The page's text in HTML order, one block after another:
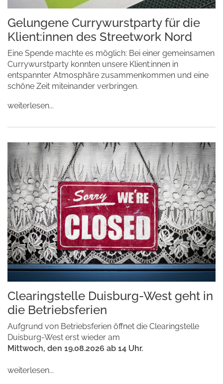
Gelungene Currywurstparty für die
Klient:innen des Streetwork Nord
Eine Spende machte es möglich: Bei einer gemeinsamen
Currywurstparty konnten unsere Klient:innen in
entspannter Atmosphäre zusammenkommen und eine
schöne Zeit miteinander verbringen.
weiterlesen...
Clearingstelle Duisburg-West geht in
die Betriebsferien
Aufgrund von Betriebsferien öffnet die Clearingstelle
Duisburg-West erst wieder am
Mittwoch, den 19.08.2026 ab 14 Uhr.
weiterlesen...